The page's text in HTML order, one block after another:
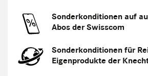
Sonderkonditionen auf
Abos der Swisscom
Sonderkonditionen für
Eigenprodukte der